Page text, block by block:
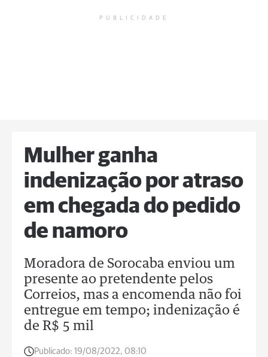
PUBLICIDADE
Mulher ganha
indenização por atraso
em chegada do pedido
de namoro
Moradora de Sorocaba enviou um
presente ao pretendente pelos
Correios, mas a encomenda não foi
entregue em tempo; indenização é
de R$ 5 mil
Publicado: 19/08/2022, 08:10